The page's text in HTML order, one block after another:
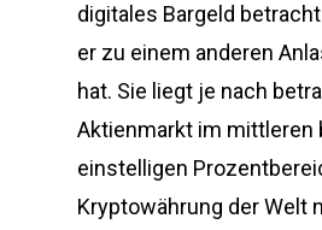
digitales Bargeld
er zu einem anderen
hat. Sie liegt je nach
Aktienmarkt im mittleren
einstelligen
Kryptowährung der Welt